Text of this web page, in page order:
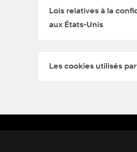
Lois relatives à la
aux États-Unis
Les cookies utilisés